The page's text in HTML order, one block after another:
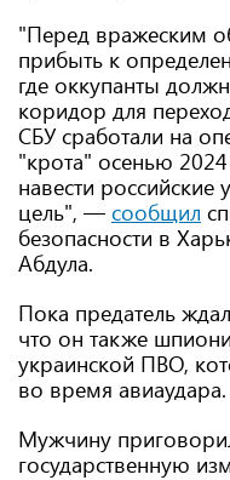
"Перед вражеским
прибыть к
где оккупанты
коридор для
СБУ сработали на
"крота" осенью 2024
навести
цель", — сообщил
безопасности в
Абдула.
Пока предатель
что он также
украинской ПВО,
во время авиаудара.
Мужчину
государственную